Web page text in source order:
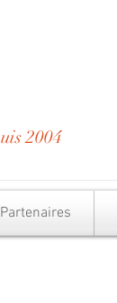
2004
Partenaires